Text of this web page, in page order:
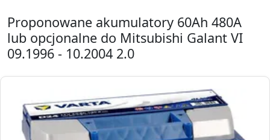
Proponowane akumulatory 60Ah 480A
lub opcjonalne do Mitsubishi Galant VI
09.1996 - 10.2004 2.0